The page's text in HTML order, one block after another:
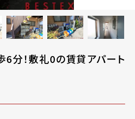
分！敷礼0の賃貸アパート